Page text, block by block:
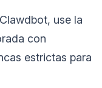
use la
con
estrictas para